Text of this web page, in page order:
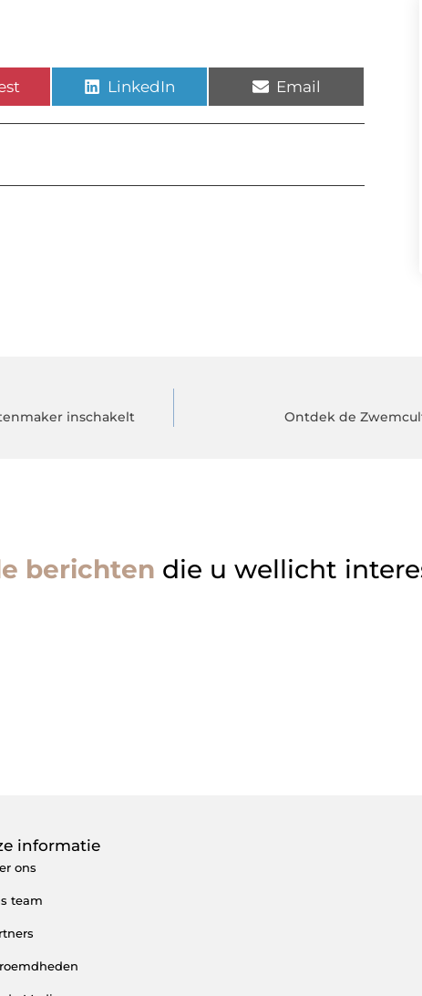
LinkedIn Email
inschakelt
Ontdek de
berichten die u wellicht
informatie
ons
team